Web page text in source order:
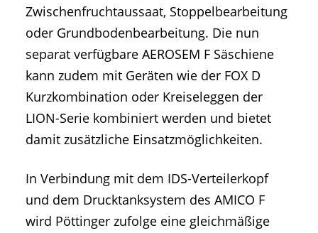
Zwischenfruchtaussaat, Stoppelbearbeitung
oder Grundbodenbearbeitung. Die nun
separat verfügbare AEROSEM F Säschiene
kann zudem mit Geräten wie der FOX D
Kurzkombination oder Kreiseleggen der
LION-Serie kombiniert werden und bietet
damit zusätzliche Einsatzmöglichkeiten.
In Verbindung mit dem IDS-Verteilerkopf
und dem Drucktanksystem des AMICO F
wird Pöttinger zufolge eine gleichmäßige